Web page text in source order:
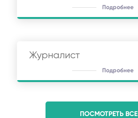
Подробнее
Журналист
Подробнее
ПОСМОТРЕТЬ ВСЕ